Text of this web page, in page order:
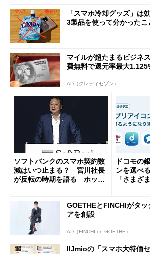
「スマホ冷却グッズ」
3製品を使って分かったこ
マイルが超たまるビジネ
費無料で還元率最大
AD（クレディセゾン）
ソフトバンクのスマホ契約数
減はいつ止まる？ 宮川社長
が反転の時期を語る ホッピ
ドコモの
ンを選べ
「さまざ
GOETHEとFINCHIがタ
アを創設
AD（FINCHI on GOETHE）
IIJmioの「スマホ大特価